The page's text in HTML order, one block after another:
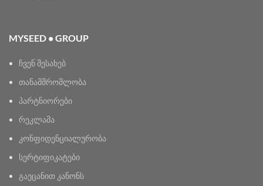
MYSEED • GROUP
ჩვენ შესახებ
თანამშრომლობა
პარტნიორები
რეკლამა
კონფიდენციალურობა
სერტიფიკატები
გაეცანით კანონს